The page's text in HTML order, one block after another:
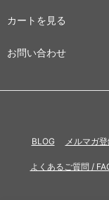
カートを見る
お問い合わせ
BLOG メルマガ
よくあるご質問 /